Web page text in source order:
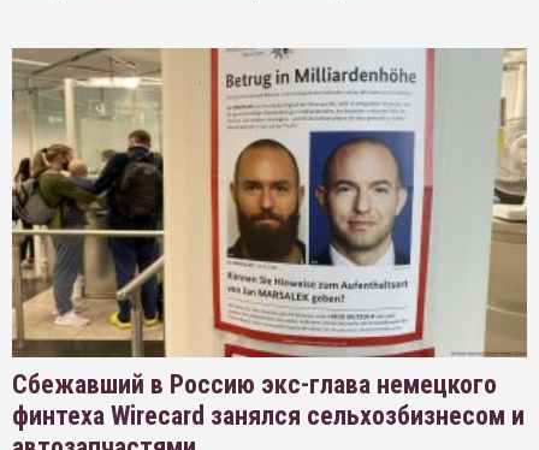
Сбежавший в Россию экс-глава немецкого
финтеха Wirecard занялся сельхозбизнесом и